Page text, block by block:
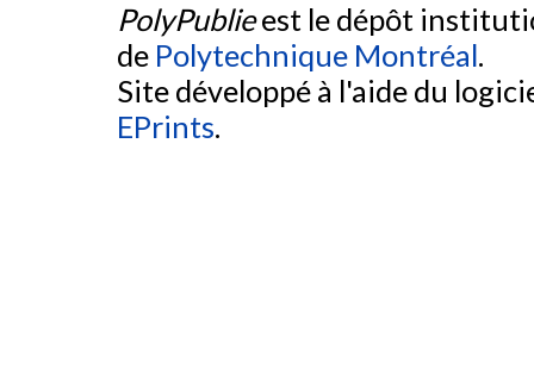
PolyPublieest le dépôt
de Polytechnique Montréal.
Site développé à l'aide du
EPrints.